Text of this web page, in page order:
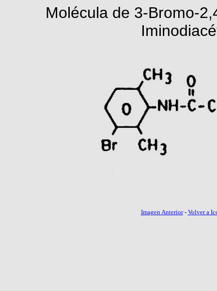
Molécula de 3-Bromo-
Imagen Anterior- Volver a